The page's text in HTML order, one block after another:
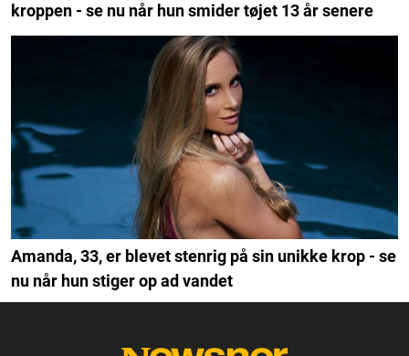
kroppen - se nu når hun smider tøjet 13 år senere
Amanda, 33, er blevet stenrig på sin unikke krop - se
nu når hun stiger op ad vandet